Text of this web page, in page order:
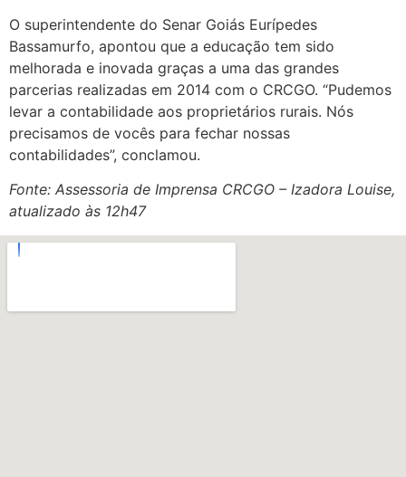
O superintendente do Senar Goiás Eurípedes
Bassamurfo, apontou que a educação tem sido
melhorada e inovada graças a uma das grandes
parcerias realizadas em 2014 com o CRCGO. “Pudemos
levar a contabilidade aos proprietários rurais. Nós
precisamos de vocês para fechar nossas
contabilidades”, conclamou.
Fonte: Assessoria de Imprensa CRCGO – Izadora Louise,
atualizado às 12h47